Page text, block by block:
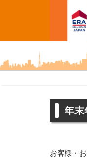
年末
お客様・